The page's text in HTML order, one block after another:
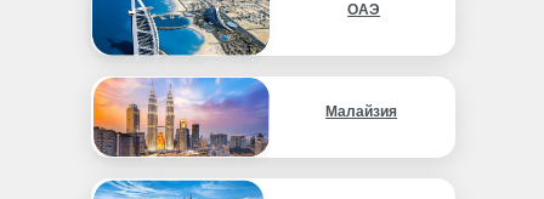
ОАЭ
Малайзия